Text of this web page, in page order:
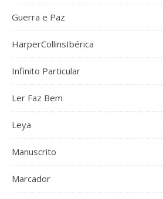
Guerra e Paz
HarperCollinsIbérica
Infinito Particular
Ler Faz Bem
Leya
Manuscrito
Marcador